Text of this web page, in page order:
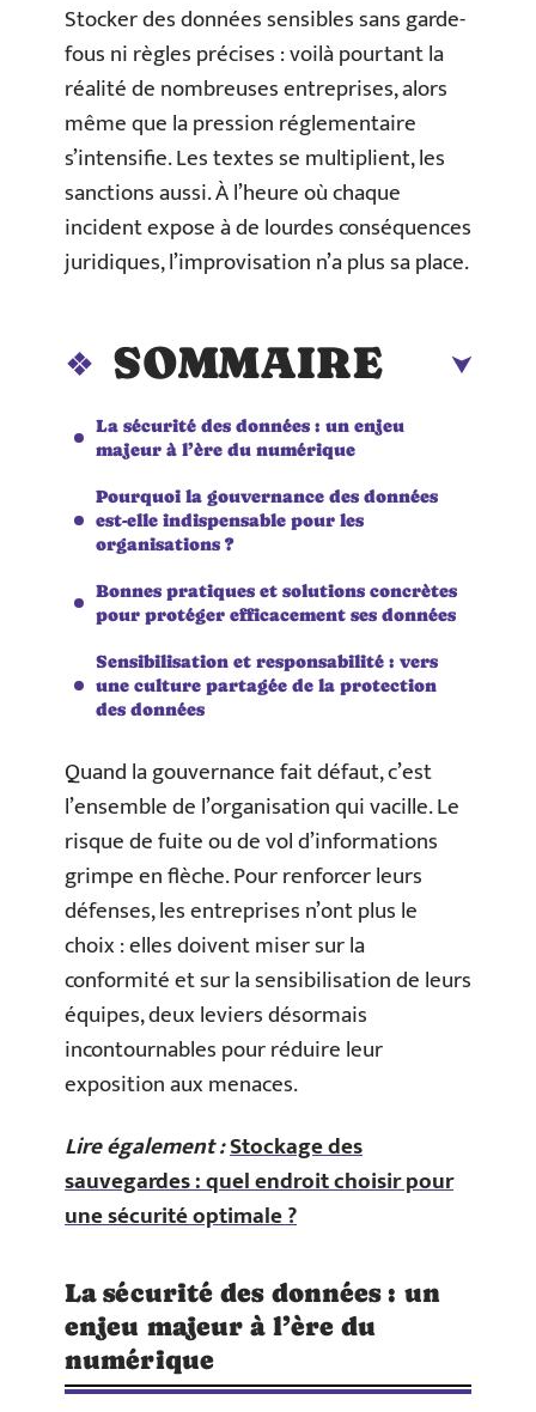
Stocker des données sensibles sans garde-
fous ni règles précises : voilà pourtant la
réalité de nombreuses entreprises, alors
même que la pression réglementaire
s’intensifie. Les textes se multiplient, les
sanctions aussi. À l’heure où chaque
incident expose à de lourdes conséquences
juridiques, l’improvisation n’a plus sa place.
SOMMAIRE
La sécurité des données : un enjeu
majeur à l’ère du numérique
Pourquoi la gouvernance des données
est-elle indispensable pour les
organisations ?
Bonnes pratiques et solutions concrètes
pour protéger efficacement ses données
Sensibilisation et responsabilité : vers
une culture partagée de la protection
des données
Quand la gouvernance fait défaut, c’est
l’ensemble de l’organisation qui vacille. Le
risque de fuite ou de vol d’informations
grimpe en flèche. Pour renforcer leurs
défenses, les entreprises n’ont plus le
choix : elles doivent miser sur la
conformité et sur la sensibilisation de leurs
équipes, deux leviers désormais
incontournables pour réduire leur
exposition aux menaces.
Lire également :Stockage des
sauvegardes : quel endroit choisir pour
une sécurité optimale ?
La sécurité des données : un
enjeu majeur à l’ère du
numérique